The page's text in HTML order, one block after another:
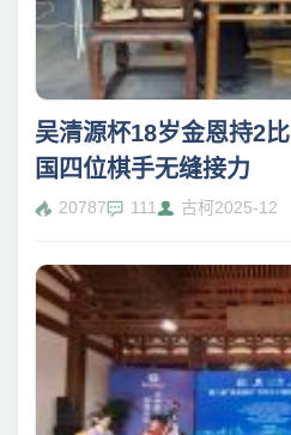
吴清源杯18岁金恩持2
国四位棋手无缝接力
20787 111 古柯2025-12